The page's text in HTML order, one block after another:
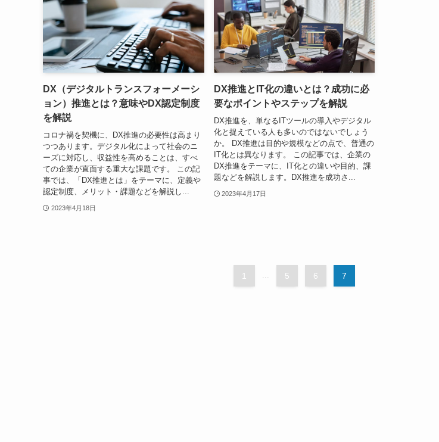
DX（デジタルトランスフォーメーシ
ョン）推進とは？意味やDX認定制度
を解説
コロナ禍を契機に、DX推進の必要性は高まり
つつあります。デジタル化によって社会のニ
ーズに対応し、収益性を高めることは、すべ
ての企業が直面する重大な課題です。 この記
事では、「DX推進とは」をテーマに、定義や
認定制度、メリット・課題などを解説し...
2023年4月18日
DX推進とIT化の違いとは？成功に必
要なポイントやステップを解説
DX推進を、単なるITツールの導入やデジタル
化と捉えている人も多いのではないでしょう
か。 DX推進は目的や規模などの点で、普通の
IT化とは異なります。 この記事では、企業の
DX推進をテーマに、IT化との違いや目的、課
題などを解説します。DX推進を成功さ...
2023年4月17日
1 5 6 7